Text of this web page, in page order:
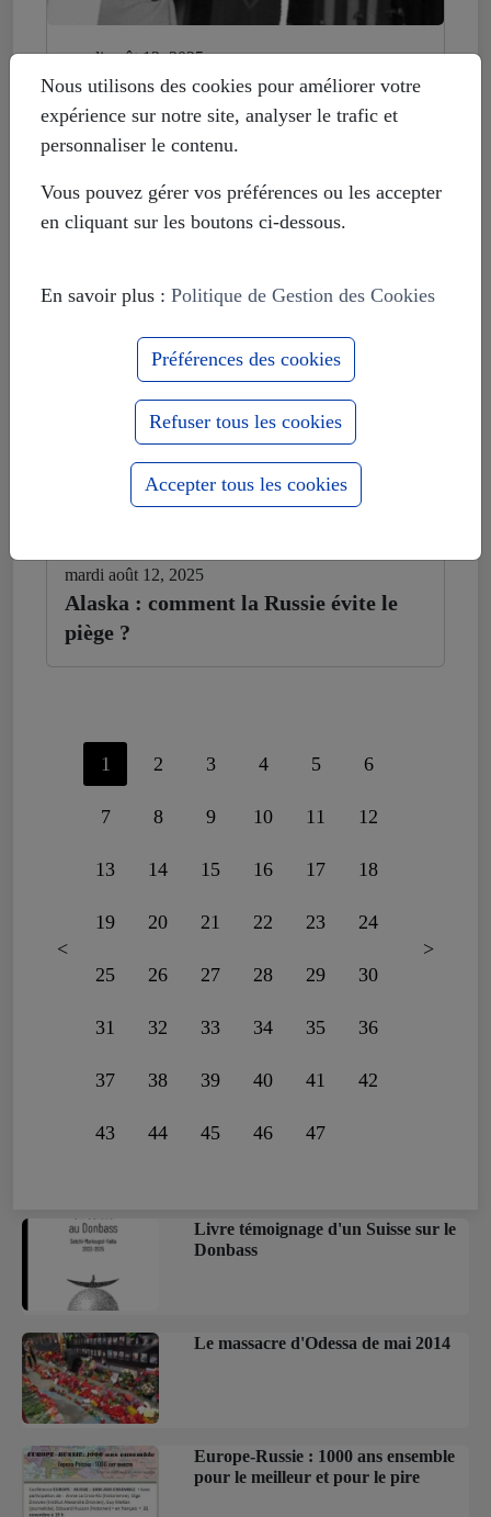
mardi août 12, 2025
Histoire déformée : les Européistes
veulent fonder leur unité sur la
russophobie
mardi août 12, 2025
Alaska : comment la Russie évite le
piège ?
<
1 2 3 4 5 6
7 8 9 10 11 12
13 14 15 16 17 18
19 20 21 22 23 24
25 26 27 28 29 30
31 32 33 34 35 36
37 38 39 40 41 42
43 44 45 46 47
>
Livre témoignage d'un Suisse sur le
Donbass
Le massacre d'Odessa de mai 2014
Europe-Russie : 1000 ans ensemble
pour le meilleur et pour le pire
Nous utilisons des cookies pour améliorer votre
expérience sur notre site, analyser le trafic et
personnaliser le contenu.
Vous pouvez gérer vos préférences ou les accepter
en cliquant sur les boutons ci-dessous.
En savoir plus : Politique de Gestion des Cookies
Préférences des cookies
Refuser tous les cookies
Accepter tous les cookies